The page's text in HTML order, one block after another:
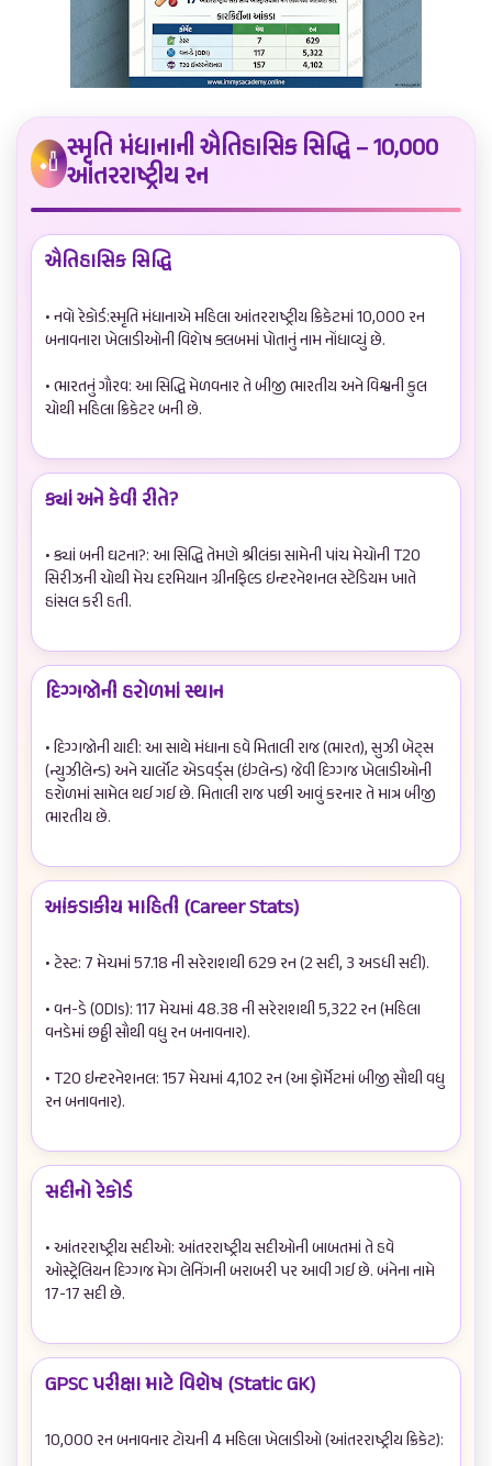
🏏સ્મૃતિ મંધાનાની ઐતિહાસિક સિદ્ધિ – 10,000
આંતરરાષ્ટ્રીય રન
ઐતિહાસિક સિદ્ધિ
• નવો રેકોર્ડ:સ્મૃતિ મંધાનાએ મહિલા આંતરરાષ્ટ્રીય ક્રિકેટમાં 10,000 રન
બનાવનારા ખેલાડીઓની વિશેષ ક્લબમાં પોતાનું નામ નોંધાવ્યું છે.
• ભારતનું ગૌરવ: આ સિદ્ધિ મેળવનાર તે બીજી ભારતીય અને વિશ્વની કુલ
ચોથી મહિલા ક્રિકેટર બની છે.
ક્યાં અને કેવી રીતે?
• ક્યાં બની ઘટના?: આ સિદ્ધિ તેમણે શ્રીલંકા સામેની પાંચ મેચોની T20
સિરીઝની ચોથી મેચ દરમિયાન ગ્રીનફિલ્ડ ઇન્ટરનેશનલ સ્ટેડિયમ ખાતે
હાંસલ કરી હતી.
દિગ્ગજોની હરોળમાં સ્થાન
• દિગ્ગજોની યાદી: આ સાથે મંધાના હવે મિતાલી રાજ (ભારત), સુઝી બેટ્સ
(ન્યુઝીલેન્ડ) અને ચાર્લોટ એડવર્ડ્સ (ઇંગ્લેન્ડ) જેવી દિગ્ગજ ખેલાડીઓની
હરોળમાં સામેલ થઈ ગઈ છે. મિતાલી રાજ પછી આવું કરનાર તે માત્ર બીજી
ભારતીય છે.
આંકડાકીય માહિતી (Career Stats)
• ટેસ્ટ: 7 મેચમાં 57.18 ની સરેરાશથી 629 રન (2 સદી, 3 અડધી સદી).
• વન-ડે (ODIs): 117 મેચમાં 48.38 ની સરેરાશથી 5,322 રન (મહિલા
વનડેમાં છઠ્ઠી સૌથી વધુ રન બનાવનાર).
• T20 ઇન્ટરનેશનલ: 157 મેચમાં 4,102 રન (આ ફોર્મેટમાં બીજી સૌથી વધુ
રન બનાવનાર).
સદીનો રેકોર્ડ
• આંતરરાષ્ટ્રીય સદીઓ: આંતરરાષ્ટ્રીય સદીઓની બાબતમાં તે હવે
ઓસ્ટ્રેલિયન દિગ્ગજ મેગ લેનિંગની બરાબરી પર આવી ગઈ છે. બંનેના નામે
17-17 સદી છે.
GPSC પરીક્ષા માટે વિશેષ (Static GK)
10,000 રન બનાવનાર ટોચની 4 મહિલા ખેલાડીઓ (આંતરરાષ્ટ્રીય ક્રિકેટ):